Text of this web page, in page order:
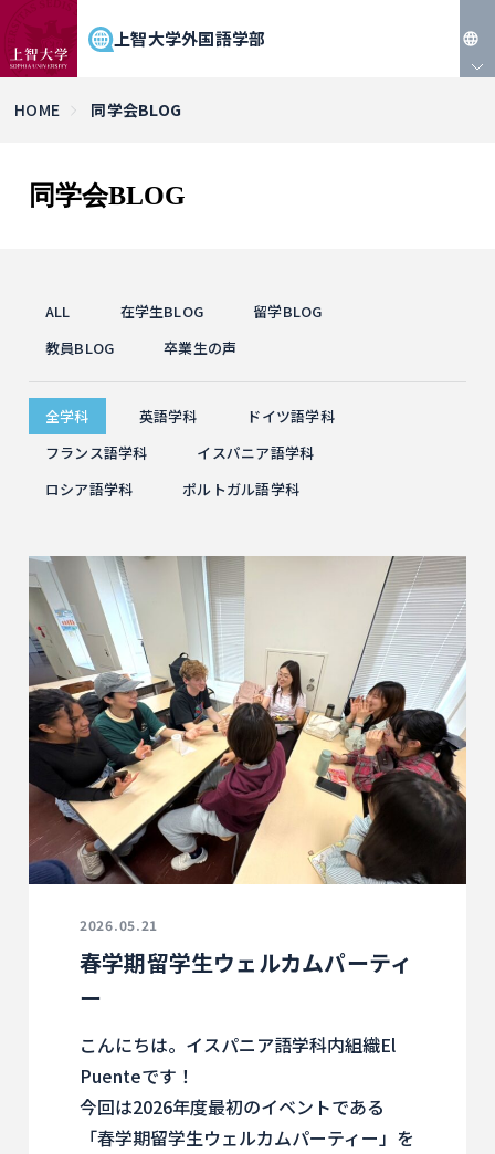
上智大学外国語学部
HOME 同学会BLOG
同学会BLOG
ALL 在学生BLOG
留学BLOG
教員BLOG
卒業生の声
全学科 英語学科
ドイツ語学科
フランス語学科
イスパニア語学科
ロシア語学科
ポルトガル語学科
2026.05.21
春学期留学生ウェルカムパーティ
ー
こんにちは。イスパニア語学科内組織El
Puenteです！
今回は2026年度最初のイベントである
「春学期留学生ウェルカムパーティー」を